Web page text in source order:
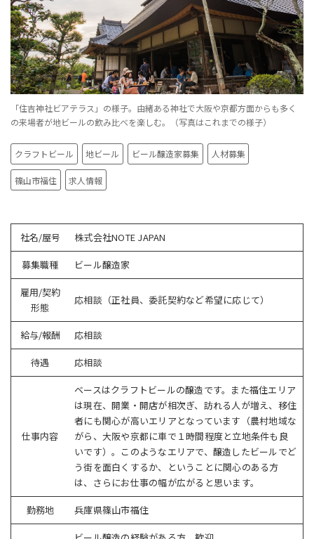
「住吉神社ビアテラス」の様子。由緒ある神社で大阪や京都方面からも多く
の来場者が地ビールの飲み比べを楽しむ。（写真はこれまでの様子）
クラフトビール 地ビール ビール醸造家募集 人材募集
篠山市福住 求人情報
社名/屋号 株式会社NOTE JAPAN
募集職種 ビール醸造家
雇用/契約
形態
応相談（正社員、委託契約など希望に応じて）
給与/報酬 応相談
待遇 応相談
仕事内容
ベースはクラフトビールの醸造です。また福住エリア
は現在、開業・開店が相次ぎ、訪れる人が増え、移住
者にも関心が高いエリアとなっています（農村地域な
がら、大阪や京都に車で１時間程度と立地条件も良
いです）。このようなエリアで、醸造したビールでど
う街を面白くするか、ということに関心のある方
は、さらにお仕事の幅が広がると思います。
勤務地 兵庫県篠山市福住